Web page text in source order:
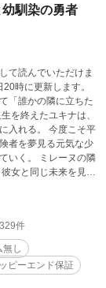
馴染の勇者
て読んでいただけま
時に更新します。
「誰かの隣に立ちた
入れる。 今度こそ平
者を夢見る元気な少
ーヌの隣
女と同じ未来を見た
王をめぐる運命だっ
、純愛異世界冒険
件
無し
ピーエンド保証